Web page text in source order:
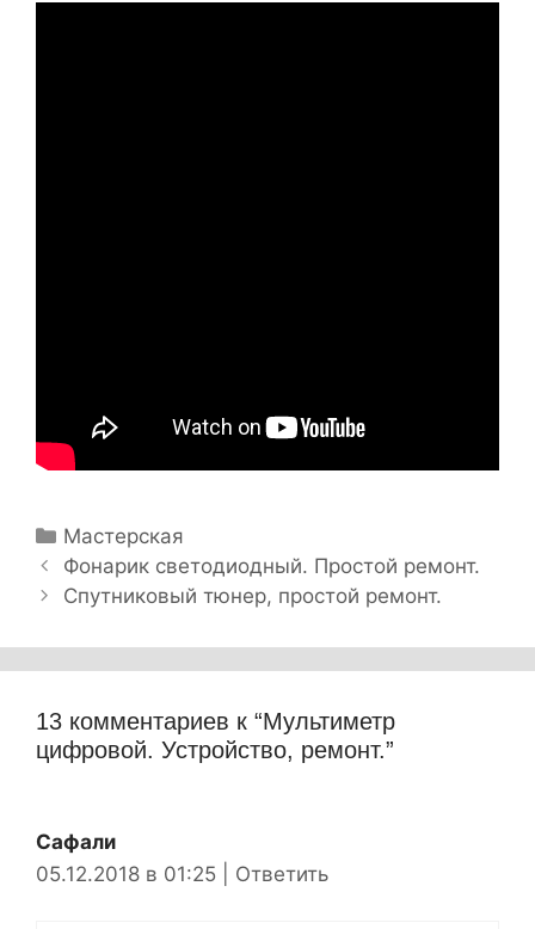
Р
у
б
и
Мастерская
Н
а
а
ц
з
а
Фонарик светодиодный. Простой ремонт.
Спутниковый тюнер, простой ремонт.
13 комментариев к “Мультиметр
цифровой. Устройство, ремонт.”
Сафали
05.12.2018 в 01:25
Ответить